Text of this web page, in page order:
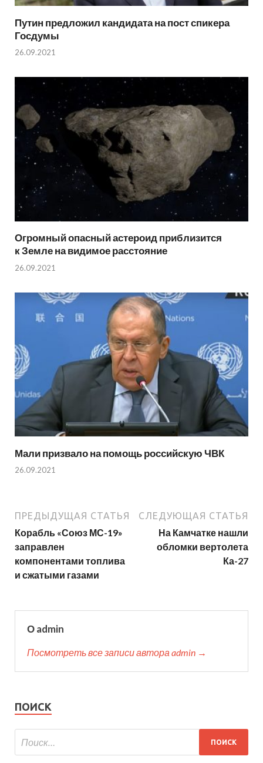
Путин предложил кандидата на пост спикера
Госдумы
26.09.2021
Огромный опасный астероид приблизится
к Земле на видимое расстояние
26.09.2021
Мали призвало на помощь российскую ЧВК
26.09.2021
ПРЕДЫДУЩАЯ СТАТЬЯ
Корабль «Союз МС-19»
заправлен
компонентами топлива
и сжатыми газами
СЛЕДУЮЩАЯ СТАТЬЯ
На Камчатке нашли
обломки вертолета
Ка-27
О admin
Посмотреть все записи автора admin →
ПОИСК